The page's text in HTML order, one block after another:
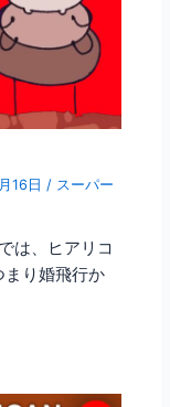
16日/ スーパー
は、ヒアリコ
まり婚飛行か